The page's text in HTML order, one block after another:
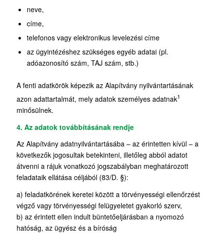
neve,
címe,
telefonos vagy elektronikus levelezési címe
az ügyintézéshez szükséges egyéb adatai (pl.
adóazonosító szám, TAJ szám, stb.)
A fenti adatkörök képezik az Alapítvány nyilvántartásának
azon adattartalmát, mely adatok személyes adatnak1
minősülnek.
4. Az adatok továbbításának rendje
Az Alapítvány adatnyilvántartásába – az érintetten kívül – a
következők jogosultak betekinteni, illetőleg abból adatot
átvenni a rájuk vonatkozó jogszabályban meghatározott
feladataik ellátása céljából (83/D. §):
a) feladatkörének keretei között a törvényességi ellenőrzést
végző vagy törvényességi felügyeletet gyakorló szerv,
b) az érintett ellen indult büntetőeljárásban a nyomozó
hatóság, az ügyész és a bíróság